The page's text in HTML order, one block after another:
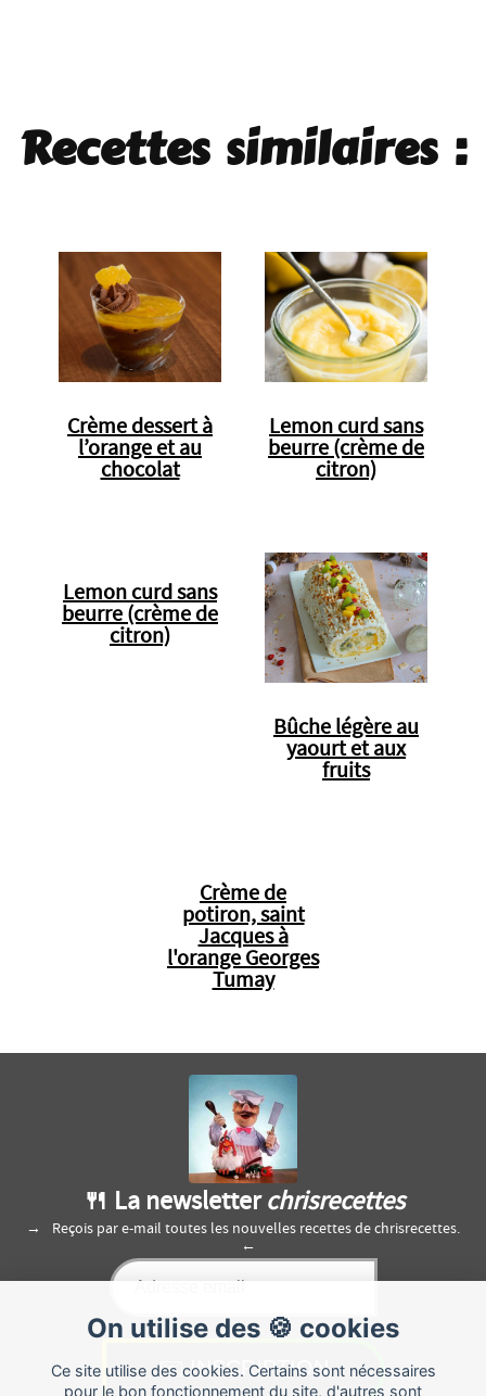
Recettes similaires :
Crème dessert à
l’orange et au
chocolat
Lemon curd sans
beurre (crème de
citron)
Lemon curd sans
beurre (crème de
citron)
Bûche légère au
yaourt et aux
fruits
Crème de
potiron, saint
Jacques à
l'orange Georges
Tumay
On utilise des 🍪 cookies
Ce site utilise des cookies. Certains sont nécessaires
pour le bon fonctionnement du site, d'autres sont
🍴 La newsletter chrisrecettes
Reçois par e-mail toutes les nouvelles recettes de chrisrecettes.